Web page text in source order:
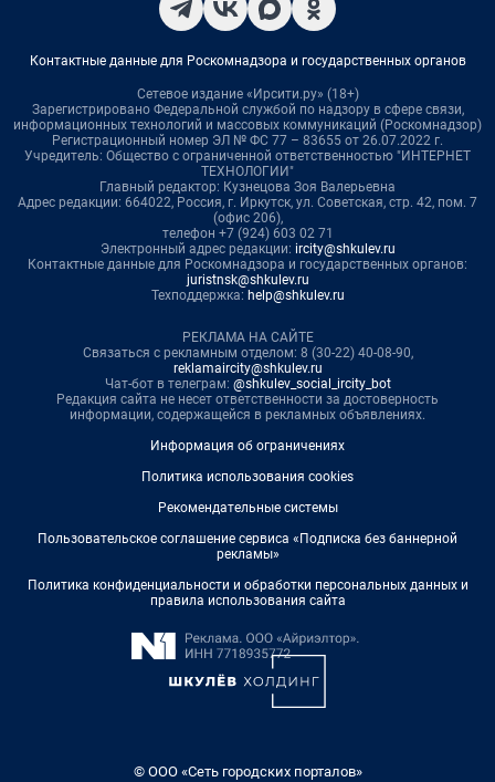
Контактные данные для Роскомнадзора и государственных органов
Сетевое издание «Ирсити.ру» (18+)
Зарегистрировано Федеральной службой по надзору в сфере связи,
информационных технологий и массовых коммуникаций (Роскомнадзор)
Регистрационный номер ЭЛ № ФС 77 – 83655 от 26.07.2022 г.
Учредитель: Общество с ограниченной ответственностью "ИНТЕРНЕТ
ТЕХНОЛОГИИ"
Главный редактор: Кузнецова Зоя Валерьевна
Адрес редакции: 664022, Россия, г. Иркутск, ул. Советская, стр. 42, пом. 7
(офис 206),
телефон +7 (924) 603 02 71
Электронный адрес редакции: ircity@shkulev.ru
Контактные данные для Роскомнадзора и государственных органов:
juristnsk@shkulev.ru
Техподдержка: help@shkulev.ru
РЕКЛАМА НА САЙТЕ
Связаться с рекламным отделом: 8 (30-22) 40-08-90,
reklamaircity@shkulev.ru
Чат-бот в телеграм: @shkulev_social_ircity_bot
Редакция сайта не несет ответственности за достоверность
информации, содержащейся в рекламных объявлениях.
Информация об ограничениях
Политика использования cookies
Рекомендательные системы
Пользовательское соглашение сервиса «Подписка без баннерной
рекламы»
Политика конфиденциальности и обработки персональных данных и
правила использования сайта
© ООО «Сеть городских порталов»